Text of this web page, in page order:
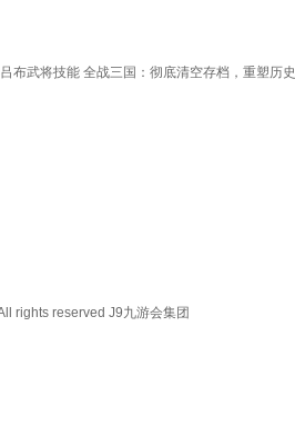
布武将技能 全战三国：彻底清空存档，重塑历史
rights reserved J9九游会集团